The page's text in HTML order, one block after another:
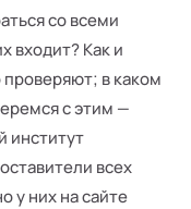
со всеми
входит? Как и
проверяют; в каком
с этим —
институт
всех
у них на сайте